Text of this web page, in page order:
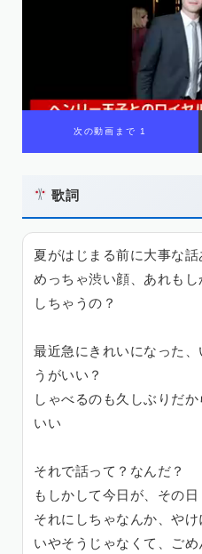
次の動画まで 1
歌詞
夏がはじまる前に大事な
めっちゃ渋い顔、あれも
しちゃうの？
最近急にきれいになった
うがいい？
しゃべるのも久しぶりだ
いい
それで話って？なんだ？
もしかして今日が、その日
それにしちゃなんか、や
いやそうじゃなくて、ごめ